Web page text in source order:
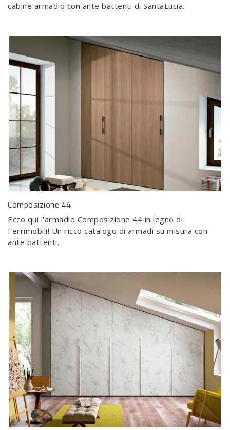
cabine armadio con ante battenti di SantaLucia.
Composizione 44
Ecco qui l'armadio Composizione 44 in legno di
Ferrimobili! Un ricco catalogo di armadi su misura con
ante battenti.